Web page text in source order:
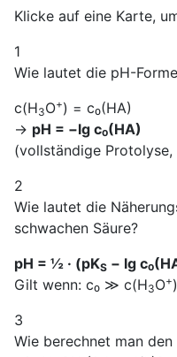
Klicke auf eine Karte,
1
Wie lautet die pH-
c(H3O+) = c₀(HA)
→ pH = −lg c₀(HA)
(vollständige Protolyse,
2
Wie lautet die
schwachen Säure?
pH = ½ · (pKS − lg
Gilt wenn: c₀ ≫ c(H3O+
3
Wie berechnet man